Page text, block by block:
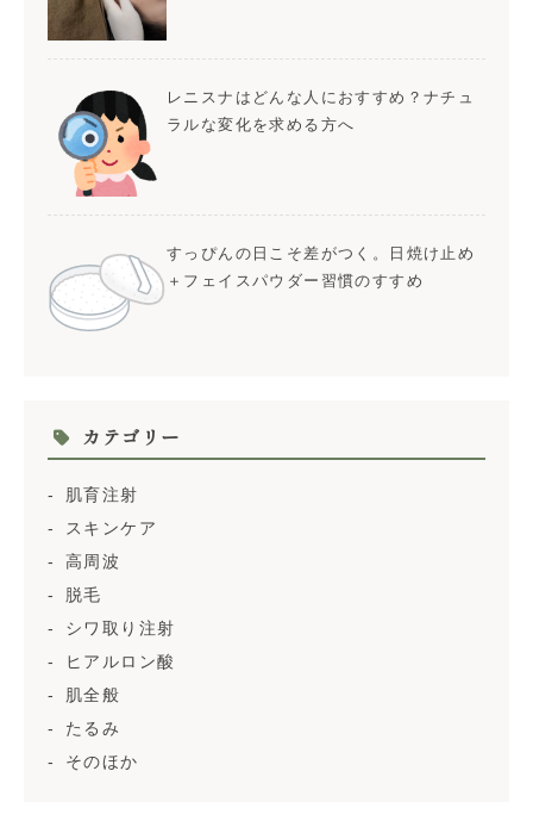
レニスナはどんな人におすすめ？ナチュ
ラルな変化を求める方へ
すっぴんの日こそ差がつく。日焼け止め
＋フェイスパウダー習慣のすすめ
カテゴリー
肌育注射
スキンケア
高周波
脱毛
シワ取り注射
ヒアルロン酸
肌全般
たるみ
そのほか